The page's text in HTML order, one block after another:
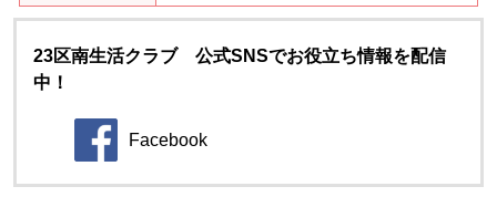
23区南生活クラブ 公式SNSでお役立ち情報を配信
中！
Facebook
別のウィンドウで開きます。